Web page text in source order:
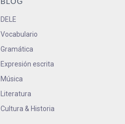
DELE
Vocabulario
Gramática
Expresión escrita
Música
Literatura
Cultura & Historia